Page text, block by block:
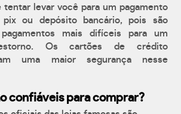
tentar levar você para um pagamento
ou depósito bancário, pois são
mais difíceis para um
Os cartões de crédito
uma maior segurança nesse
confiáveis para comprar?